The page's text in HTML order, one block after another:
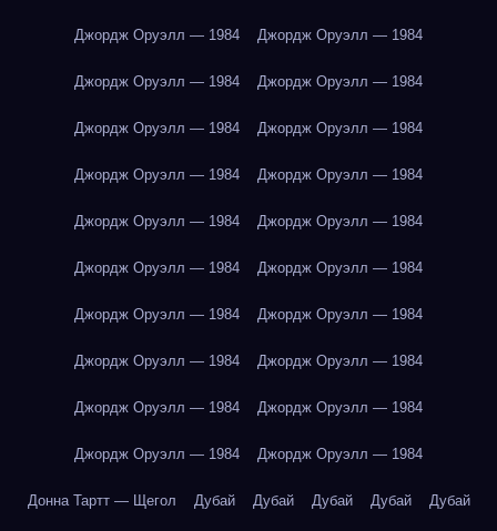
Джордж Оруэлл — 1984 Джордж Оруэлл — 1984
Джордж Оруэлл — 1984 Джордж Оруэлл — 1984
Джордж Оруэлл — 1984 Джордж Оруэлл — 1984
Джордж Оруэлл — 1984 Джордж Оруэлл — 1984
Джордж Оруэлл — 1984 Джордж Оруэлл — 1984
Джордж Оруэлл — 1984 Джордж Оруэлл — 1984
Джордж Оруэлл — 1984 Джордж Оруэлл — 1984
Джордж Оруэлл — 1984 Джордж Оруэлл — 1984
Джордж Оруэлл — 1984 Джордж Оруэлл — 1984
Джордж Оруэлл — 1984 Джордж Оруэлл — 1984
Донна Тартт — Щегол Дубай Дубай Дубай Дубай Дубай